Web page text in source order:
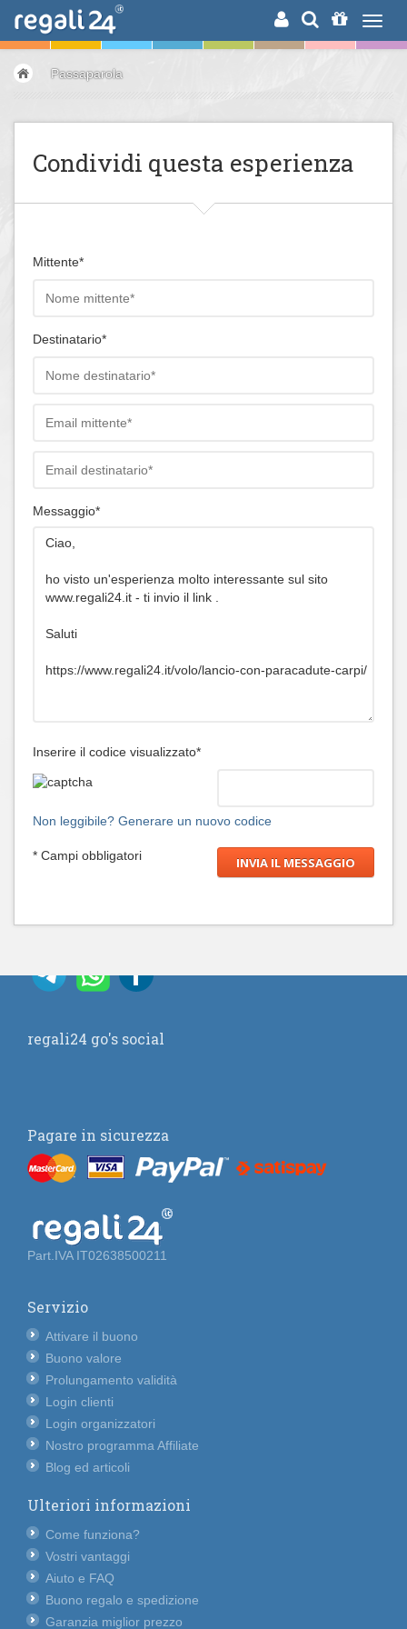
RICERCA
Passaparola
Condividi questa esperienza
Mittente*
Destinatario*
Messaggio*
Inserire il codice visualizzato*
Non leggibile? Generare un nuovo codice
* Campi obbligatori
regali24 go's social
Pagare in sicurezza
Part.IVA IT02638500211
Servizio
Attivare il buono
Buono valore
Prolungamento validità
Login clienti
Login organizzatori
Nostro programma Affiliate
Blog ed articoli
Ulteriori informazioni
Come funziona?
Vostri vantaggi
Aiuto e FAQ
Buono regalo e spedizione
Garanzia miglior prezzo